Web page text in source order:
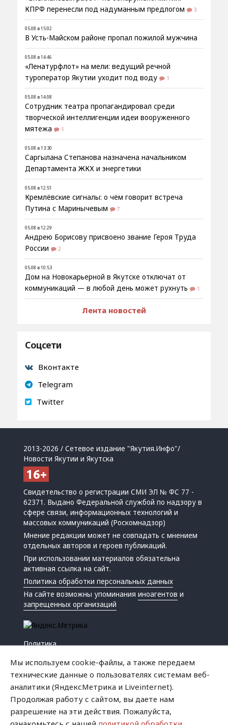
КПРФ перенесли под надуманным предлогом
3
05.08 в 15:02
В Усть-Майском районе пропал пожилой мужчина
05.08 в 14:46
«Ленатурфлот» на мели: ведущий речной
туроператор Якутии уходит под воду
1
05.08 в 14:08
Сотрудник театра пропагандировал среди
творческой интеллигенции идеи вооруженного
мятежа
1
05.08 в 13:30
Саргылана Степанова назначена начальником
Департамента ЖКХ и энергетики
05.08 в 12:51
Кремлёвские сигналы: о чём говорит встреча
Путина с Маринычевым
7
05.08 в 12:29
Андрею Борисову присвоено звание Героя Труда
России
2
05.08 в 10:53
Дом на Новокарьерной в Якутске отключат от
коммуникаций — в любой день может рухнуть
1
Лента новостей
Соцсети
Вконтакте
Telegram
Twitter
2013-2026 / Сетевое издание "Якутия.Инфо"/
Новости Якутии и Якутска
Свидетельство о регистрации СМИ ЭЛ № ФС 77 -
62371. Выдано Федеральной службой по надзору в
сфере связи, информационных технологий и
массовых коммуникаций (Роскомнадзор)
Мнение редакции может не совпадать с мнением
отдельных авторов и героев публикаций.
При использовании материалов обязательна
активная ссылка на сайт.
Политика обработки персональных данных
На сайте возможны упоминанияиноагентов и
запрещенных организаций
Политика
Криминал
Мы используем cookie-файлы, а также передаем
технические данные о пользователях системам веб-
аналитики (ЯндексМетрика и Liveinternet).
Продолжая работу с сайтом, вы даете нам
разрешение на эти действия. Пожалуйста,